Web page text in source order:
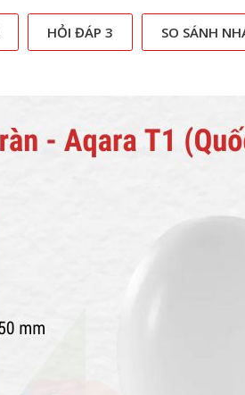
HỎI ĐÁP 3 SO SÁNH